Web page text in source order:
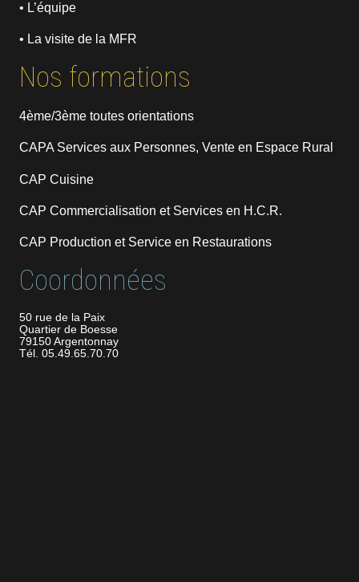
• L’équipe
• La visite de la MFR
Nos formations
4ème/3ème toutes orientations
CAPA Services aux Personnes, Vente en Espace Rural
CAP Cuisine
CAP Commercialisation et Services en H.C.R.
CAP Production et Service en Restaurations
Coordonnées
50 rue de la Paix
Quartier de Boesse
79150 Argentonnay
Tél. 05.49.65.70.70